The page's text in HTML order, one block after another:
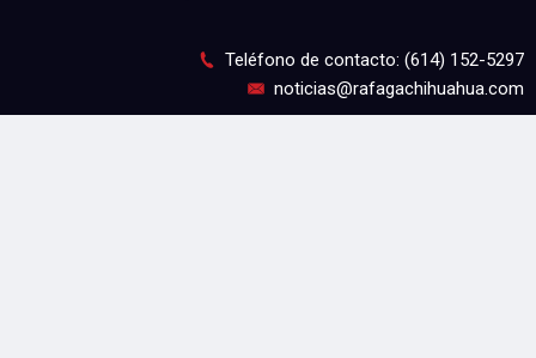
Teléfono de contacto: (614) 152-5297
noticias@rafagachihuahua.com